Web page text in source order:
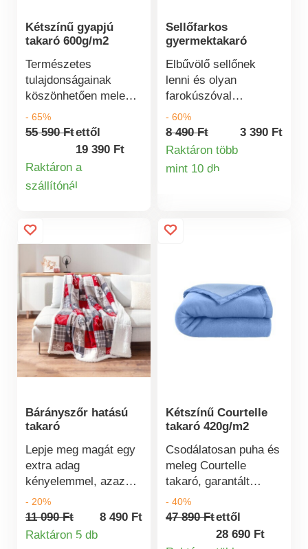
Kétszínű gyapjú
takaró 600g/m2
Természetes
tulajdonságainak
köszönhetően meleg,
ez a kétszínű
gyapjútakaró elnyeli a
nedvességet és
szabályozza a
testhőmérsékletet.
Hagyományos
a gyapjú kivételesen
finom, pihe-puha és
bolyhos. Kellemesen
meleg. Szaténöltéssel
készült.
Franciaországban
készült. Vegyileg
tisztítható.
- 65%
55 590 Ftettől
19 390 Ft
Raktáron a
szállítónálTermékinformációk
Sellőfarkos
gyermektakaró
Elbűvölő sellőnek
lenni és olyan
farokúszóval
rendelkezni, ami még
melegít is? Ez egy
olyan kívánság, amely
valóra válhat.Minden
de közben mégis
száraz maradna, van
gyermekpléd halfarok
alakban van
megvarrva. Mérete
140 x 70 cm. Súlya
- 60%
8 490 Ft
3 390 Ft
Raktáron több
mint 10 db
Bárányszőr hatású
takaró
Lepje meg magát egy
extra adag
kényelemmel, azaz
ezzel a bárányszőr
hatású polár
takaróval. Egyik oldala
- 20%
11 090 Ft
8 490 Ft
Raktáron 5 dbTermékinformációk
Kétszínű Courtelle
takaró 420g/m2
Csodálatosan puha és
meleg Courtelle
takaró, garantált
minőség. Kétszínű,
poliamid szegéllyel és
dupla varrással. Súly
420 g/m².
- 40%
47 890 Ftettől
28 690 Ft